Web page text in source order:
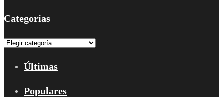
Categorías
Categorías
Últimas
Populares